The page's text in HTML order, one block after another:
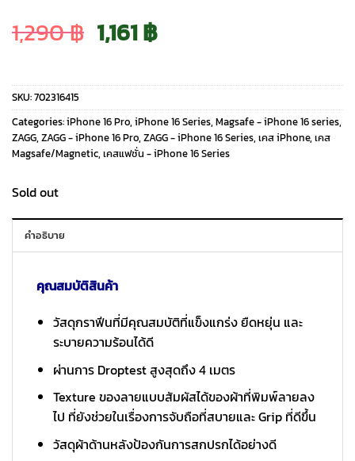
1,290฿ Original
price
was:
1,290 ฿.
1,161฿Current
price
is:
1,161 ฿.
SKU:702316415
Categories:iPhone 16 Pro, iPhone 16 Series, Magsafe - iPhone 16 series,
ZAGG, ZAGG - iPhone 16 Pro, ZAGG - iPhone 16 Series, เคส iPhone, เคส
Magsafe/Magnetic, เคสแฟชั่น - iPhone 16 Series
Sold out
คำอธิบาย
คุณสมบัติสินค้า
วัสดุกราฟีนที่มีคุณสมบัติที่แข็งแกร่ง ยืดหยุ่น และ
ระบายความร้อนได้ดี
ผ่านการ Droptest สูงสุดถึง 4 เมตร
Texture ของลายแบบสัมผัสได้ของผ้าที่พิมพ์ลายลง
ไป ที่ยังช่วยในเรื่องการจับถือที่สบายและ Grip ที่ดีขึ้น
วัสดุผ้าด้านหลังป้องกันการสกปรกได้อย่างดี